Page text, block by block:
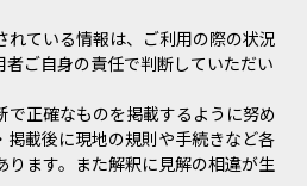
れている情報は、ご利用の際の状況
者ご自身の責任で判断していただい
で正確なものを掲載するように努め
掲載後に現地の規則や手続きなど各
ります。また解釈に見解の相違が生